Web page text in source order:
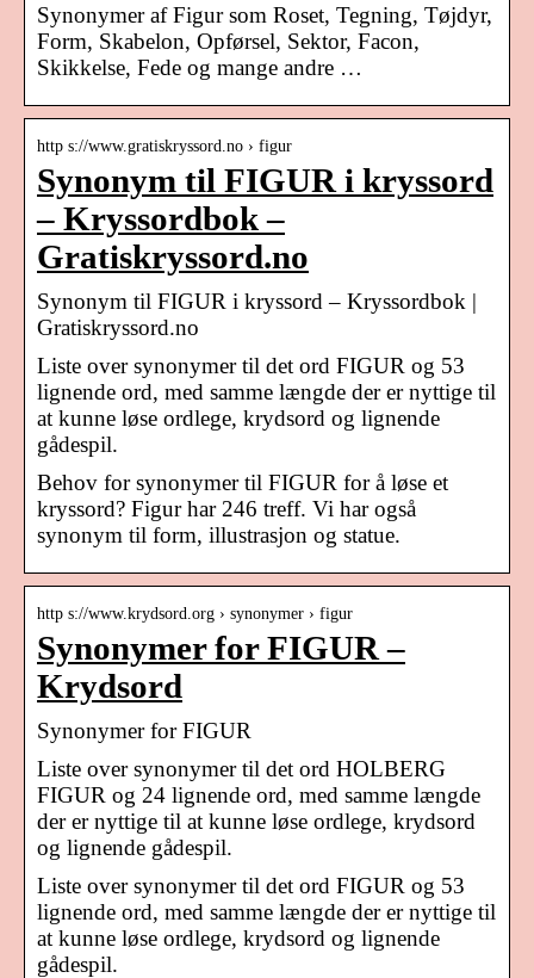
Synonymer af Figur som Roset, Tegning, Tøjdyr,
Form, Skabelon, Opførsel, Sektor, Facon,
Skikkelse, Fede og mange andre …
http s://www.gratiskryssord.no › figur
Synonym til FIGUR i kryssord
– Kryssordbok –
Gratiskryssord.no
Synonym til FIGUR i kryssord – Kryssordbok |
Gratiskryssord.no
Liste over synonymer til det ord FIGUR og 53
lignende ord, med samme længde der er nyttige til
at kunne løse ordlege, krydsord og lignende
gådespil.
Behov for synonymer til FIGUR for å løse et
kryssord? Figur har 246 treff. Vi har også
synonym til form, illustrasjon og statue.
http s://www.krydsord.org › synonymer › figur
Synonymer for FIGUR –
Krydsord
Synonymer for FIGUR
Liste over synonymer til det ord HOLBERG
FIGUR og 24 lignende ord, med samme længde
der er nyttige til at kunne løse ordlege, krydsord
og lignende gådespil.
Liste over synonymer til det ord FIGUR og 53
lignende ord, med samme længde der er nyttige til
at kunne løse ordlege, krydsord og lignende
gådespil.